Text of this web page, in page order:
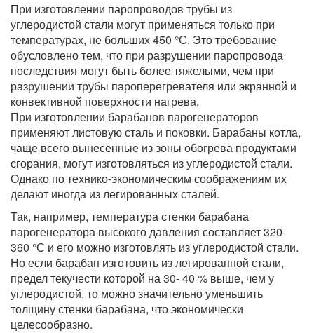
При изготовлении паропроводов трубы из
углеродистой стали могут применяться только при
температурах, не больших 450 °С. Это требование
обусловлено тем, что при разрушении паропровода
последствия могут быть более тяжелыми, чем при
разрушении трубы пароперегревателя или экранной и
конвективной поверхности нагрева.
При изготовлении барабанов парогенераторов
применяют листовую сталь и поковки. Барабаны котла,
чаще всего вынесенные из зоны обогрева продуктами
сгорания, могут изготовляться из углеродистой стали.
Однако по технико-экономическим соображениям их
делают иногда из легированных сталей.
Так, например, температура стенки барабана
парогенератора высокого давления составляет 320-
360 °С и его можно изготовлять из углеродистой стали.
Но если барабан изготовить из легированной стали,
предел текучести которой на 30- 40 % выше, чем у
углеродистой, то можно значительно уменьшить
толщину стенки барабана, что экономически
целесообразно.